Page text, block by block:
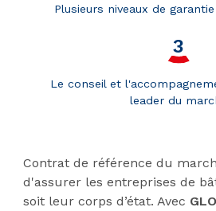
Plusieurs niveaux de
Le conseil et
leader du
Contrat de référence du
d'assurer les entreprises de
soit leur corps d’état. Avec